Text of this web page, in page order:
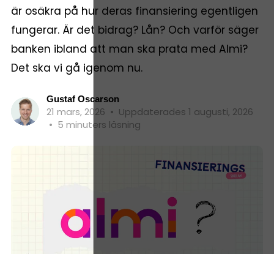
är osäkra på hur deras finansiering egentligen
fungerar. Är det bidrag? Lån? Och varför säger
banken ibland att man ska prata med Almi?
Det ska vi gå igenom nu.
Gustaf Oscarson
21 mars, 2026 • Uppdaterades 1 augusti, 2026
• 5 minuters läsning